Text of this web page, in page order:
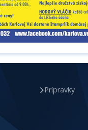
Prípravky